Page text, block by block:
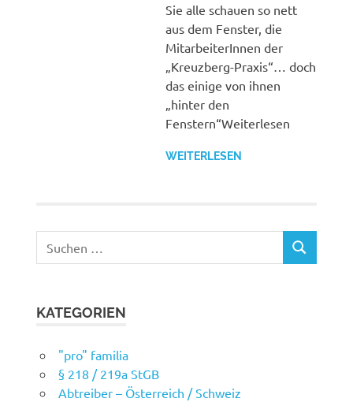
Sie alle schauen so nett
aus dem Fenster, die
MitarbeiterInnen der
„Kreuzberg-Praxis“… doch
das einige von ihnen
„hinter den
Fenstern“Weiterlesen
WEITERLESEN
nach:
SUCHEN
KATEGORIEN
"pro" familia
§ 218 / 219a StGB
Abtreiber – Österreich / Schweiz